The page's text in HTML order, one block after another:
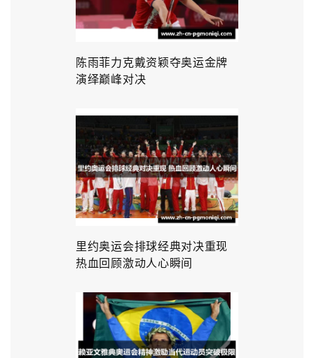
陈雨菲力克戴资颖夺奥运金牌
演绎巅峰对决
里约奥运会排球经典对决重现
热血回顾激动人心瞬间